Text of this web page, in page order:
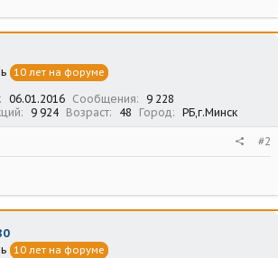
10 лет на форуме
06.01.2016 Сообщения
9 228
9 924 Возраст 48 Город РБ,г.Минск
#2
10 лет на форуме